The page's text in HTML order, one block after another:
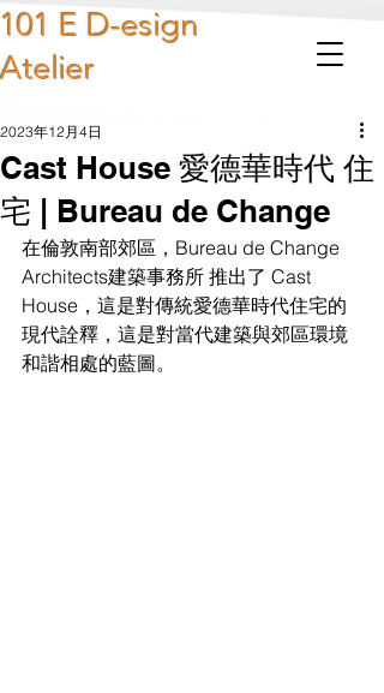
101 E D-esign
Atelier
Cast House 愛德華時代 住
宅 | Bureau de Change
2023年12月4日
在倫敦南部郊區，Bureau de Change
Architects建築事務所 推出了 Cast
House，這是對傳統愛德華時代住宅的
現代詮釋，這是對當代建築與郊區環境
和諧相處的藍圖。